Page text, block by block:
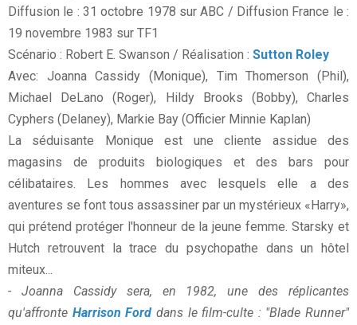
Diffusion le : 31 octobre 1978 sur ABC / Diffusion France le :
19 novembre 1983 sur TF1
Scénario : Robert E. Swanson / Réalisation : Sutton Roley
Avec: Joanna Cassidy (Monique), Tim Thomerson (Phil),
Michael DeLano (Roger), Hildy Brooks (Bobby), Charles
Cyphers (Delaney), Markie Bay (Officier Minnie Kaplan)
La séduisante Monique est une cliente assidue des
magasins de produits biologiques et des bars pour
célibataires. Les hommes avec lesquels elle a des
aventures se font tous assassiner par un mystérieux «Harry»,
qui prétend protéger l'honneur de la jeune femme. Starsky et
Hutch retrouvent la trace du psychopathe dans un hôtel
miteux...
- Joanna Cassidy sera, en 1982, une des réplicantes
qu'affronte Harrison Ford dans le film-culte : "Blade Runner"